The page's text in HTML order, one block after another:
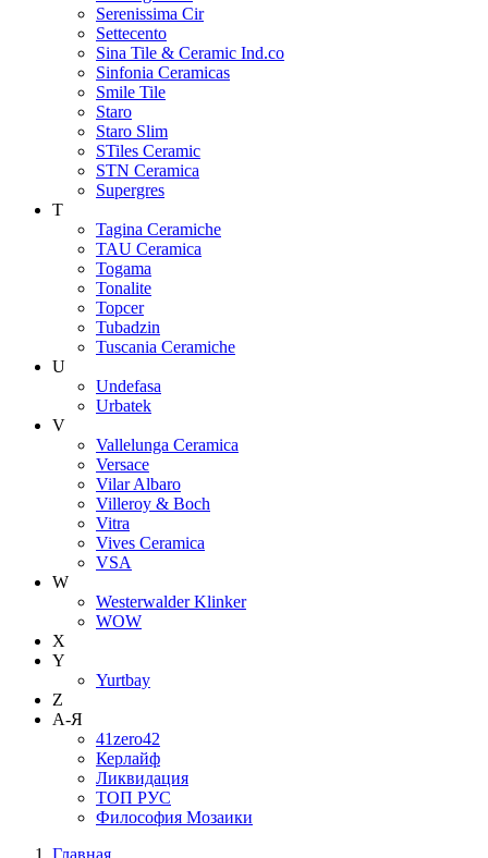
Serenissima Cir
Settecento
Sina Tile & Ceramic Ind.co
Sinfonia Ceramicas
Smile Tile
Staro
Staro Slim
STiles Ceramic
STN Ceramica
Supergres
T
Tagina Ceramiche
TAU Ceramica
Togama
Tonalite
Topcer
Tubadzin
Tuscania Ceramiche
U
Undefasa
Urbatek
V
Vallelunga Ceramica
Versace
Vilar Albaro
Villeroy & Boch
Vitra
Vives Ceramica
VSA
W
Westerwalder Klinker
WOW
X
Y
Yurtbay
Z
А-Я
41zero42
Керлайф
Ликвидация
ТОП РУС
Философия Мозаики
Главная